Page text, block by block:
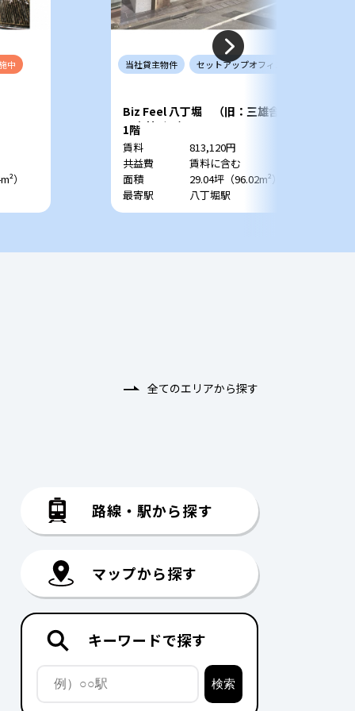
中
）
当社貸主物件 セットアップオフィス
Biz Feel 八丁堀 （旧：三雄舎印
刷本社ビル）
1階
賃料
813,120円
共益費
賃料に含む
面積
29.04坪（96.02m²）
最寄駅
八丁堀駅
全てのエリアから探す
路線・駅から探す
マップから探す
キーワードで探す